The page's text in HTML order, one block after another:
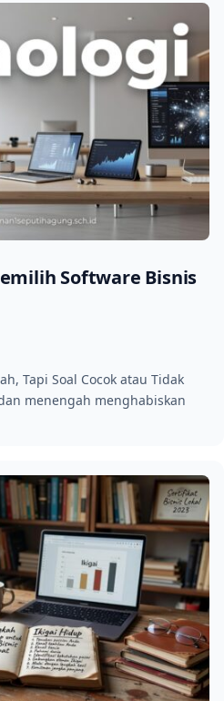
Software Bisnis
Tapi Soal Cocok atau Tidak
menengah menghabiskan